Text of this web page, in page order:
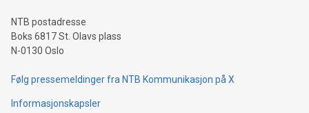
NTB postadresse
Boks 6817 St. Olavs plass
N-0130 Oslo
Følg pressemeldinger fra NTB Kommunikasjon på X
Informasjonskapsler